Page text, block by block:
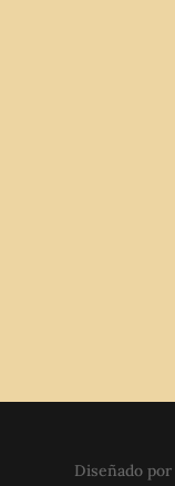
Diseñado por